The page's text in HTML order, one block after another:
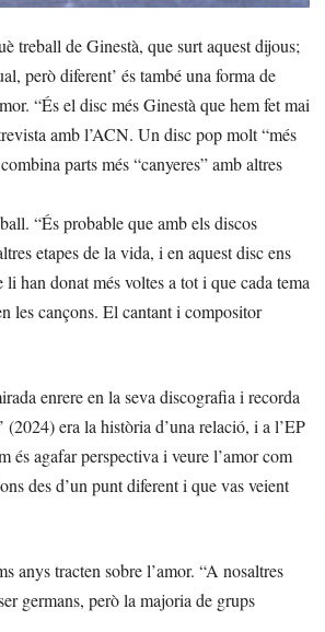
treball de Ginestà, que surt aquest dijous;
però diferent’ és també una forma de
“És el disc més Ginestà que hem fet mai
amb l’ACN. Un disc pop molt “més
parts més “canyeres” amb altres
“És probable que amb els discos
etapes de la vida, i en aquest disc ens
han donat més voltes a tot i que cada tema
les cançons. El cantant i compositor
enrere en la seva discografia i recorda
(2024) era la història d’una relació, i a l’EP
és agafar perspectiva i veure l’amor com
des d’un punt diferent i que vas veient
anys tracten sobre l’amor. “A nosaltres
germans, però la majoria de grups